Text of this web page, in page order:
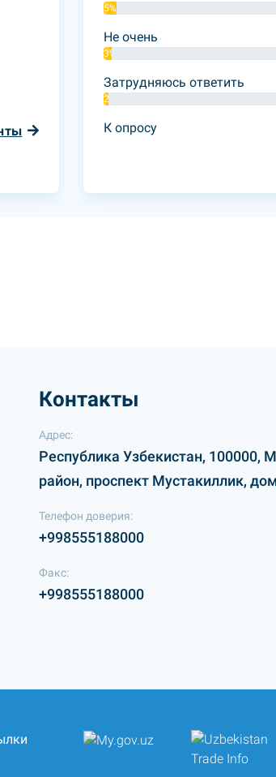
5%
Не очень
3%
Затрудняюсь ответить
2%
К опросу
Контакты
Адрес:
Республика Узбекистан, 100000,
район, проспект Мустакиллик,
Телефон доверия:
+998555188000
Факс:
+998555188000